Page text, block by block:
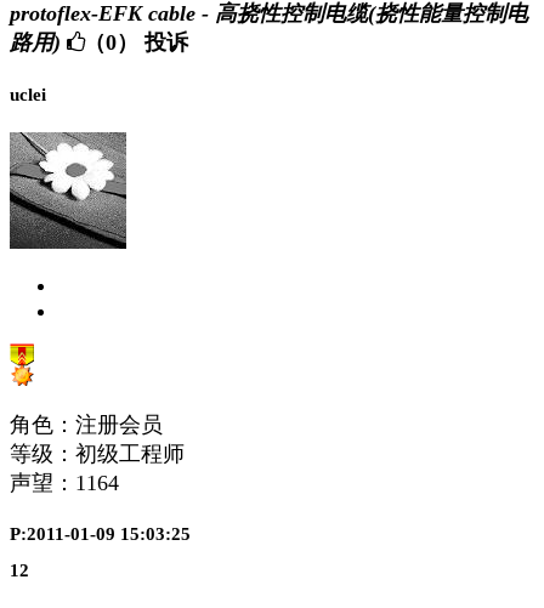
protoflex-EFK cable - 高挠性控制电缆(挠性能量控制电
路用)
（0） 投诉
uclei
角色：注册会员
等级：初级工程师
声望： 1164
P:2011-01-09 15:03:25
12